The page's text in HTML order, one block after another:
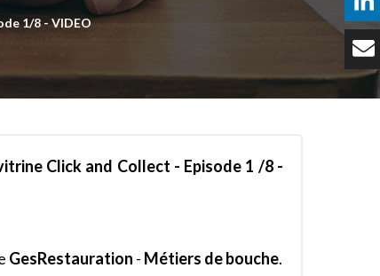
1/8 - VIDEO
Click and Collect - Episode 1 /8 -
GesRestauration - Métiers de bouche.